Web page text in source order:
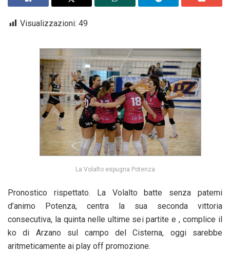
Visualizzazioni: 49
La Volalto espugna Potenza
Pronostico rispettato. La Volalto batte senza patemi
d’animo Potenza, centra la sua seconda vittoria
consecutiva, la quinta nelle ultime sei partite e , complice il
ko di Arzano sul campo del Cisterna, oggi sarebbe
aritmeticamente ai play off promozione.